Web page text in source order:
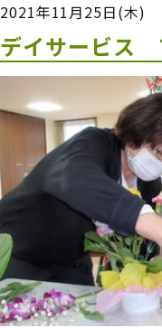
2021年11月25日(木)
デイサービス